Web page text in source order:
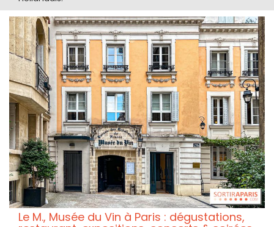
Le M., Musée du Vin à Paris : dégustations,